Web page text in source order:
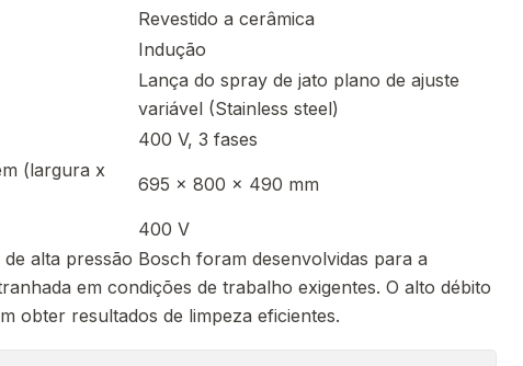
Revestido a cerâmica
Indução
Lança do spray de jato plano de ajuste
variável (Stainless steel)
400 V, 3 fases
(largura x
695 x 800 x 490 mm
400 V
alta pressão Bosch foram desenvolvidas para a
em condições de trabalho exigentes. O alto débito
obter resultados de limpeza eficientes.